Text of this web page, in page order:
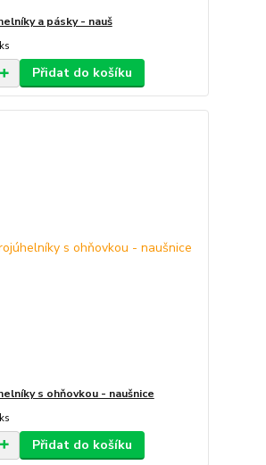
a pásky - nauš
Přidat do košíku
s ohňovkou - naušnice
Přidat do košíku